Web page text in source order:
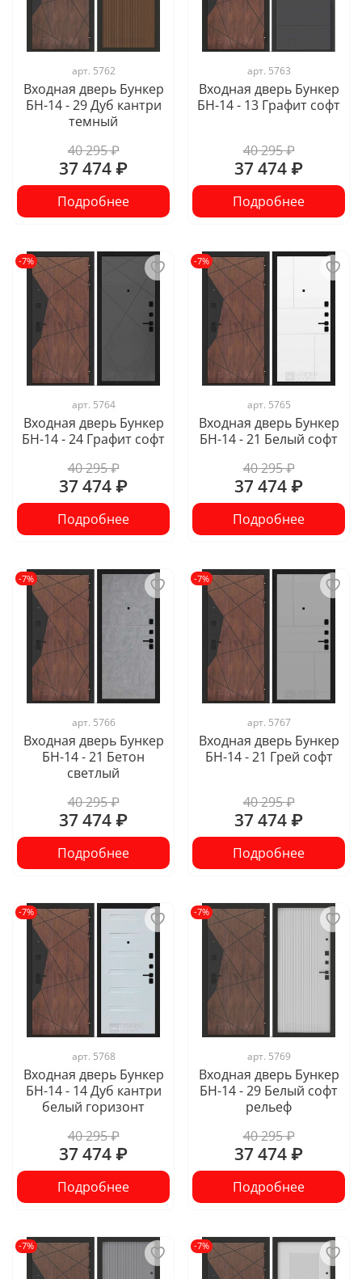
арт. 5762
Входная дверь Бункер
БН-14 - 29 Дуб кантри
темный
40 295 ₽
37 474 ₽
Подробнее
арт. 5763
Входная дверь Бункер
БН-14 - 13 Графит софт
40 295 ₽
37 474 ₽
Подробнее
-7%
арт. 5764
Входная дверь Бункер
БН-14 - 24 Графит софт
40 295 ₽
37 474 ₽
Подробнее
-7%
арт. 5765
Входная дверь Бункер
БН-14 - 21 Белый софт
40 295 ₽
37 474 ₽
Подробнее
-7%
арт. 5766
Входная дверь Бункер
БН-14 - 21 Бетон
светлый
40 295 ₽
37 474 ₽
Подробнее
-7%
арт. 5767
Входная дверь Бункер
БН-14 - 21 Грей софт
40 295 ₽
37 474 ₽
Подробнее
-7%
арт. 5768
Входная дверь Бункер
БН-14 - 14 Дуб кантри
белый горизонт
40 295 ₽
37 474 ₽
Подробнее
-7%
арт. 5769
Входная дверь Бункер
БН-14 - 29 Белый софт
рельеф
40 295 ₽
37 474 ₽
Подробнее
-7% -7%